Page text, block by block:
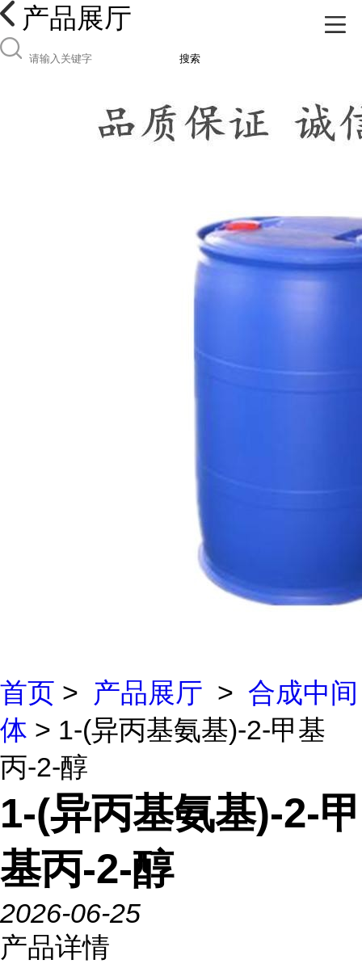
产品展厅
搜索
首页 > 产品展厅 > 合成中间
体 > 1-(异丙基氨基)-2-甲基
丙-2-醇
1-(异丙基氨基)-2-甲
基丙-2-醇
2026-06-25
产品详情